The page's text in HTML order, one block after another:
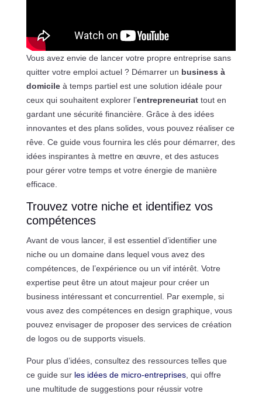
Vous avez envie de lancer votre propre entreprise sans
quitter votre emploi actuel ? Démarrer un business à
domicileà temps partiel est une solution idéale pour
ceux qui souhaitent explorer l’entrepreneuriattout en
gardant une sécurité financière. Grâce à des idées
innovantes et des plans solides, vous pouvez réaliser ce
rêve. Ce guide vous fournira les clés pour démarrer, des
idées inspirantes à mettre en œuvre, et des astuces
pour gérer votre temps et votre énergie de manière
efficace.
Trouvez votre niche et identifiez vos
compétences
Avant de vous lancer, il est essentiel d’identifier une
niche ou un domaine dans lequel vous avez des
compétences, de l’expérience ou un vif intérêt. Votre
expertise peut être un atout majeur pour créer un
business intéressant et concurrentiel. Par exemple, si
vous avez des compétences en design graphique, vous
pouvez envisager de proposer des services de création
de logos ou de supports visuels.
Pour plus d’idées, consultez des ressources telles que
ce guide sur les idées de micro-entreprises, qui offre
une multitude de suggestions pour réussir votre